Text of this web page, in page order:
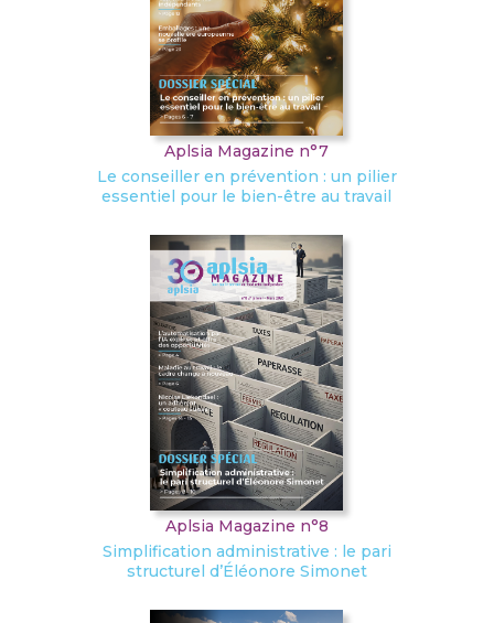
Aplsia Magazine n°7
Le conseiller en prévention : un pilier
essentiel pour le bien-être au travail
Aplsia Magazine n°8
Simplification administrative : le pari
structurel d’Éléonore Simonet